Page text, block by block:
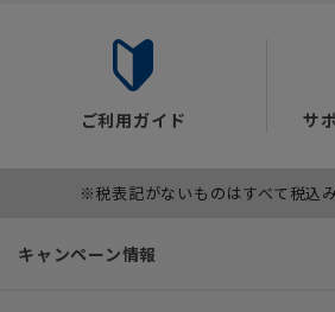
ご利用ガイド サ
※税表記がないものはすべて税込
キャンペーン情報